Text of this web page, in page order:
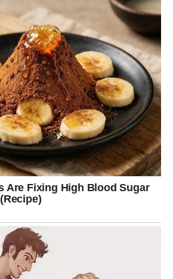
nekoga ko nije umeo da vas ceni
vrata, pojaviće se mogućnost za
Sudbina vam neće poslati pravu
ono što vas i dalje vezuje za
zahtevaju hrabre
iskorišćava
dolazi trenutak kada ćete jasno
vaš trud, a ko koristi vaše znanje
korist.